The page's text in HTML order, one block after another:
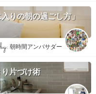
りの朝の過ごし方」
by: 朝時間アンバサダー
片づけ術